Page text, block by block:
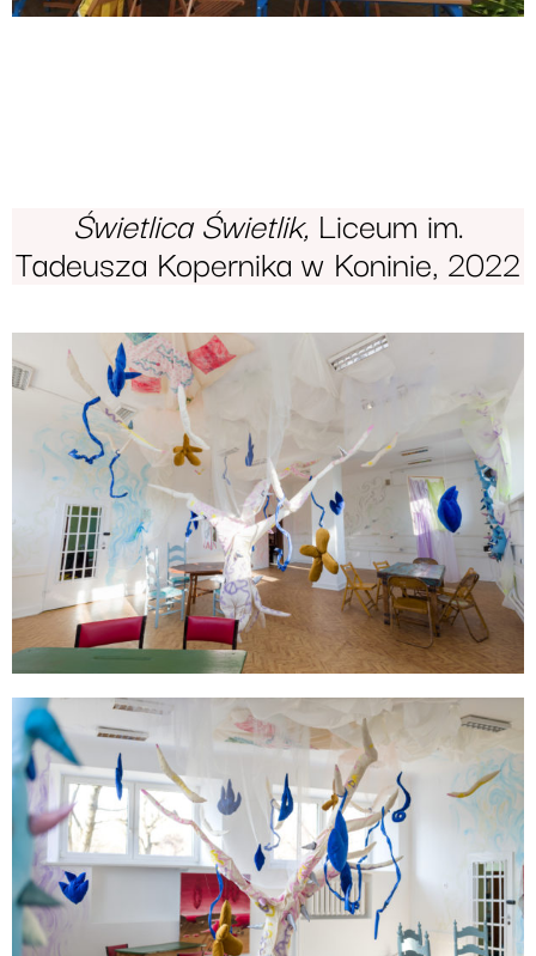
Świetlica Świetlik, Liceum im.
Tadeusza Kopernika w Koninie, 2022